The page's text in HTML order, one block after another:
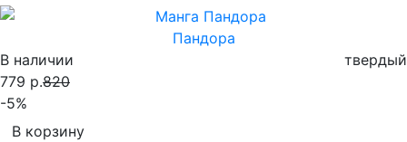
Пандора
В наличии
твердый
779 р.820
-5%
В корзину